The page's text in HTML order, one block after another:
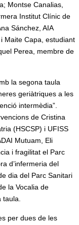
Montse Canalias,
Institut Clínic de
Sánchez, AIA
Maite Capa, estudiant
Perea, membre de
la segona taula
geriàtriques a les
intermèdia”.
de Cristina
(HSCSP) i UFISS
Mutuam, Eli
i fragilitat el Parc
d’infermeria del
dia del Parc Sanitari
la Vocalia de
taula.
per dues de les